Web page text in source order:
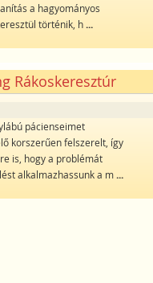
a hagyományos
történik, h...
Rákoskeresztúr
pácienseimet
korszerűen felszerelt, így
is, hogy a problémát
alkalmazhassunk a m...